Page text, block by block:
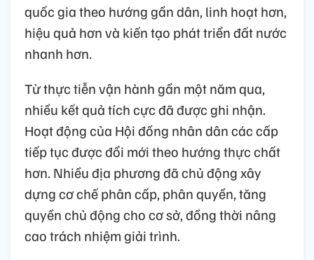
quốc gia theo hướng gần dân, linh hoạt hơn,
hiệu quả hơn và kiến tạo phát triển đất nước
nhanh hơn.
Từ thực tiễn vận hành gần một năm qua,
nhiều kết quả tích cực đã được ghi nhận.
Hoạt động của Hội đồng nhân dân các cấp
tiếp tục được đổi mới theo hướng thực chất
hơn. Nhiều địa phương đã chủ động xây
dựng cơ chế phân cấp, phân quyền, tăng
quyền chủ động cho cơ sở, đồng thời nâng
cao trách nhiệm giải trình.